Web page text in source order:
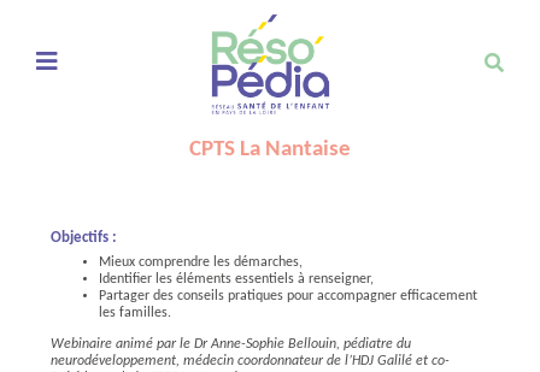
Ouvrir le menu de navigation mobile
CPTS La Nantaise
Objectifs :
Mieux comprendre les démarches,
Identifier les éléments essentiels à renseigner,
Partager des conseils pratiques pour accompagner efficacement
les familles.
Webinaire animé par le Dr Anne-Sophie Bellouin, pédiatre du
neurodéveloppement, médecin coordonnateur de l’HDJ Galilé et co-